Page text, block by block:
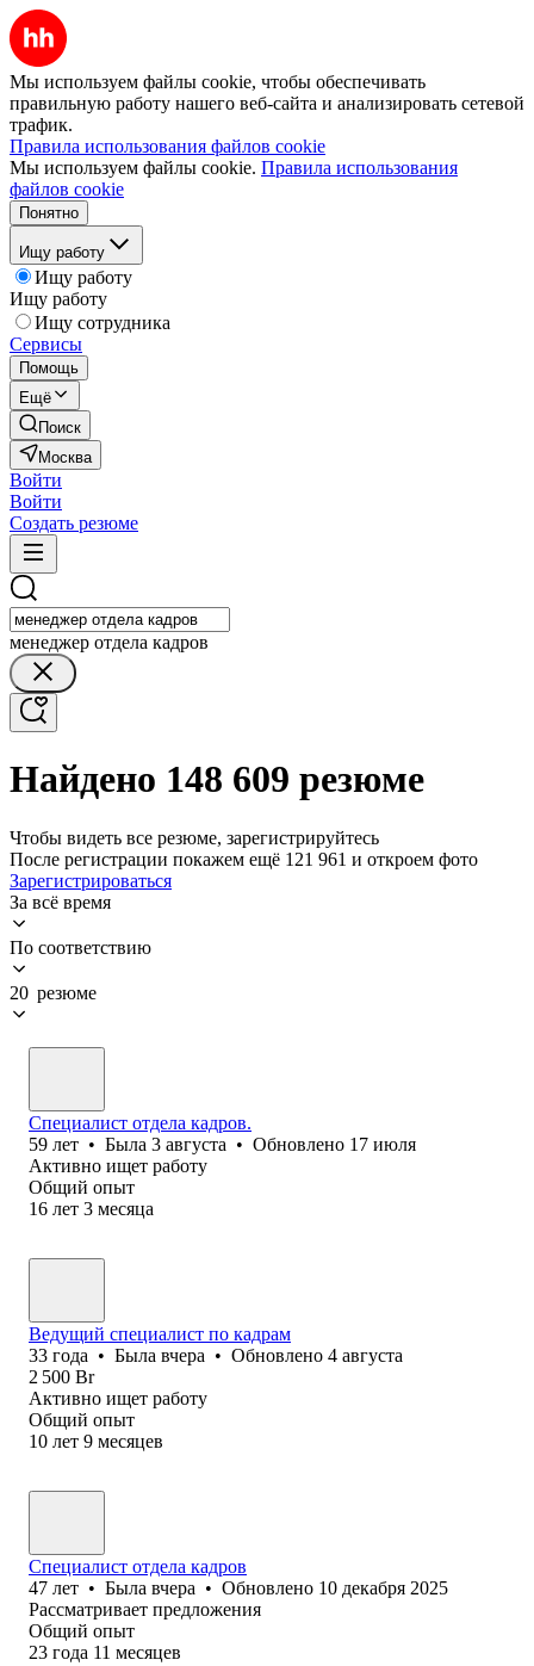
Мы используем файлы cookie, чтобы обеспечивать
правильную работу нашего веб-сайта и анализировать сетевой
трафик.
Правила использования файлов cookie
Мы используем файлы cookie. Правила использования
файлов cookie
Понятно
Ищу работу
Ищу работу
Ищу работу
Ищу сотрудника
Сервисы
Помощь
Ещё
Поиск
Москва
Войти
Войти
Создать резюме
менеджер отдела кадров
Найдено 148 609 резюме
Чтобы видеть все резюме, зарегистрируйтесь
После регистрации покажем ещё 121 961 и откроем фото
Зарегистрироваться
За всё время
По соответствию
20 резюме
Специалист отдела кадров.
59 лет • Была 3 августа • Обновлено 17 июля
Активно ищет работу
Общий опыт
16 лет 3 месяца
Ведущий специалист по кадрам
33 года • Была вчера • Обновлено 4 августа
2 500 Br
Активно ищет работу
Общий опыт
10 лет 9 месяцев
Специалист отдела кадров
47 лет • Была вчера • Обновлено 10 декабря 2025
Рассматривает предложения
Общий опыт
23 года 11 месяцев